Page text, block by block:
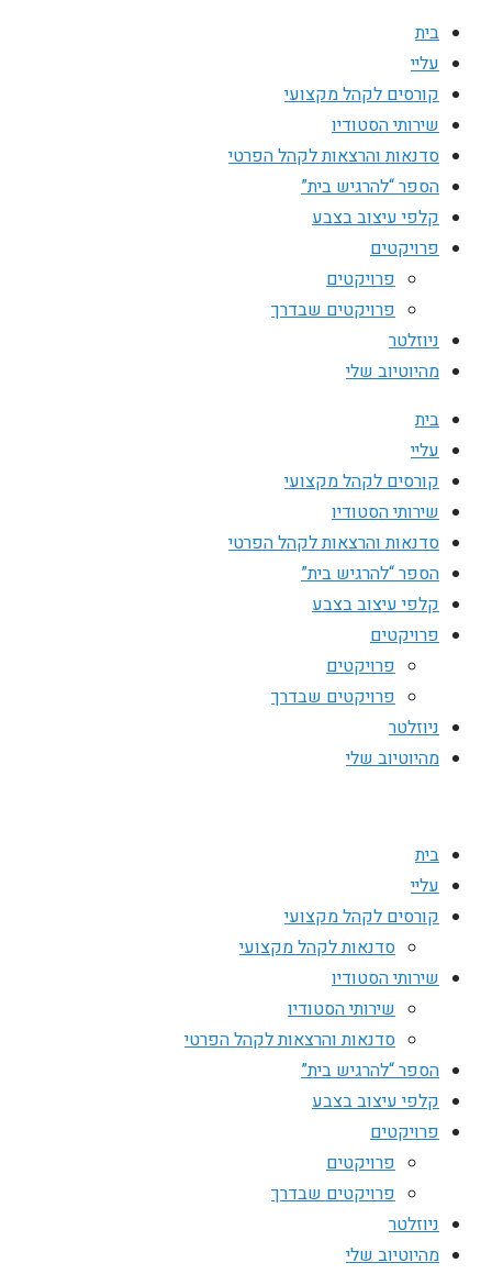
בית
עליי
קורסים לקהל מקצועי
שירותי הסטודיו
סדנאות והרצאות לקהל הפרטי
הספר “להרגיש בית”
קלפי עיצוב בצבע
פרויקטים
פרויקטים
פרויקטים שבדרך
ניוזלטר
מהיוטיוב שלי
בית
עליי
קורסים לקהל מקצועי
שירותי הסטודיו
סדנאות והרצאות לקהל הפרטי
הספר “להרגיש בית”
קלפי עיצוב בצבע
פרויקטים
פרויקטים
פרויקטים שבדרך
ניוזלטר
מהיוטיוב שלי
בית
עליי
קורסים לקהל מקצועי
סדנאות לקהל מקצועי
שירותי הסטודיו
שירותי הסטודיו
סדנאות והרצאות לקהל הפרטי
הספר “להרגיש בית”
קלפי עיצוב בצבע
פרויקטים
פרויקטים
פרויקטים שבדרך
ניוזלטר
מהיוטיוב שלי